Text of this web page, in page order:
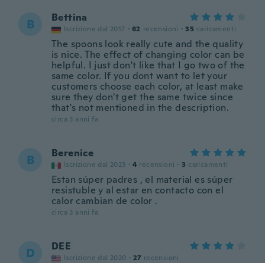
B Bettina
Iscrizione dal 2017 · 62 recensioni · 35 caricamenti
The spoons look really cute and the quality
is nice. The effect of changing color can be
helpful. I just don't like that I go two of the
same color. If you dont want to let your
customers choose each color, at least make
sure they don't get the same twice since
that's not mentioned in the description.
circa 3 anni fa
B Berenice
Iscrizione dal 2023 · 4 recensioni · 3 caricamenti
Estan súper padres , el material es súper
resistuble y al estar en contacto con el
calor cambian de color .
circa 3 anni fa
D DEE
Iscrizione dal 2020 · 27 recensioni